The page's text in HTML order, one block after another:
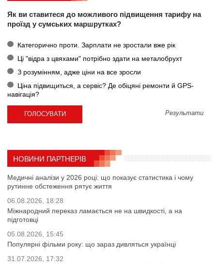
Як ви ставитеся до можливого підвищення тарифу на
проїзд у сумських маршрутках?
Категорично проти. Зарплати не зростали вже рік
Ці "відра з цвяхами" потрібно здати на металобрухт
З розумінням, адже ціни на все зросли
Ціна підвищиться, а сервіс? Де обіцяні ремонти й GPS-
навігація?
Результати
НОВИНИ ПАРТНЕРІВ
Медичні аналізи у 2026 році: що показує статистика і чому
рутинне обстеження рятує життя
06.08.2026, 18:28
Міжнародний переказ ламається не на швидкості, а на
підготовці
05.08.2026, 15:45
Популярні фільми року: що зараз дивляться українці
31.07.2026, 17:32